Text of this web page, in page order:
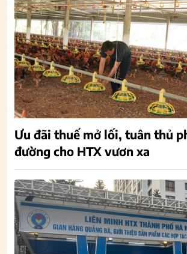
Ưu đãi thuế mở lối, tuân thủ
đường cho HTX vươn xa